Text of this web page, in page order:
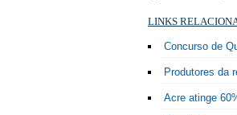
LINKS
Concurso de
Produtores da
Acre atinge